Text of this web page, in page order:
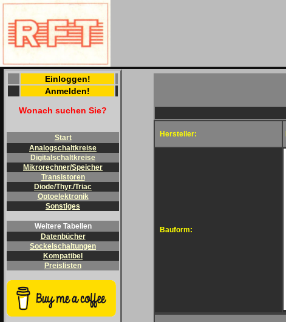
Einloggen!
Anmelden!
Wonach suchen Sie?
Start
Analogschaltkreise
Digitalschaltkreise
Mikrorechner/Speicher
Transistoren
Diode/Thyr./Triac
Optoelektronik
Sonstiges
Weitere Tabellen
Datenbücher
Sockelschaltungen
Kompatibel
Preislisten
Hersteller:
Bauform: